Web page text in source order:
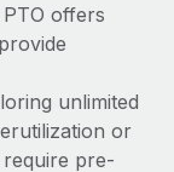
offers
unlimited
or
pre-